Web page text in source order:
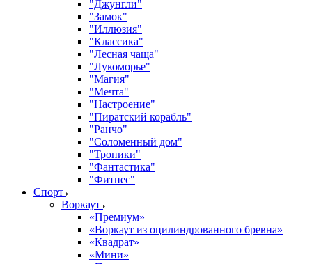
"Джунгли"
"Замок"
"Иллюзия"
"Классика"
"Лесная чаща"
"Лукоморье"
"Магия"
"Мечта"
"Настроение"
"Пиратский корабль"
"Ранчо"
"Соломенный дом"
"Тропики"
"Фантастика"
"Фитнес"
Спорт
Воркаут
«Премиум»
«Воркаут из оцилиндрованного бревна»
«Квадрат»
«Мини»